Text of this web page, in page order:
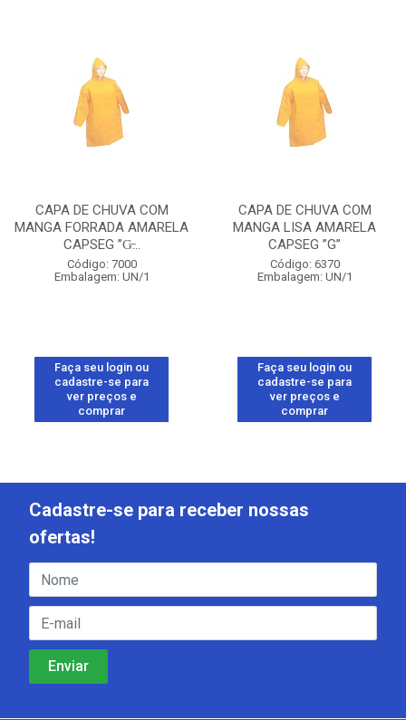
CAPA DE CHUVA COM
MANGA FORRADA AMARELA
CAPSEG ”G̶...
Código: 7000
Embalagem: UN/1
Faça seu login ou
cadastre-se para
ver preços e
comprar
CAPA DE CHUVA COM
MANGA LISA AMARELA
CAPSEG ”G”
Código: 6370
Embalagem: UN/1
Faça seu login ou
cadastre-se para
ver preços e
comprar
Cadastre-se para receber nossas
ofertas!